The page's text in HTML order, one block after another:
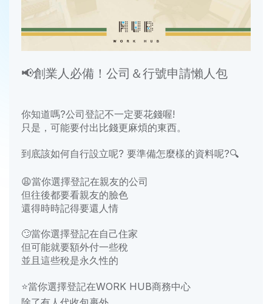
📢創業人必備！公司＆行號申請懶人包
你知道嗎?公司登記不一定要花錢喔!
只是，可能要付出比錢更麻煩的東西。
到底該如何自行設立呢? 要準備怎麼樣的資料呢?🔍
😩當你選擇登記在親友的公司
但往後都要看親友的臉色
還得時時記得要還人情
🙄當你選擇登記在自己住家
但可能就要額外付一些稅
並且這些稅是永久性的
⭐️當你選擇登記在WORK HUB商務中心